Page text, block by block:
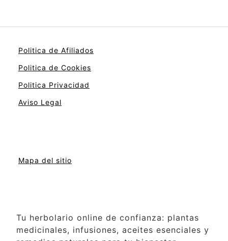
Politica de Afiliados
Politica de Cookies
Politica Privacidad
Aviso Legal
Mapa del sitio
Tu herbolario online de confianza: plantas
medicinales, infusiones, aceites esenciales y